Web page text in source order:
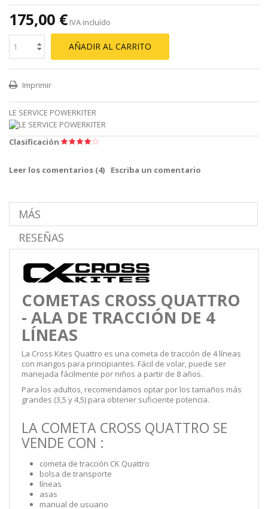
175,00 € IVA incluído
AÑADIR AL CARRITO
Imprimir
LE SERVICE POWERKITER
Clasificación
Leer los comentarios (4) Escriba un comentario
MÁS
RESEÑAS
COMETAS CROSS QUATTRO
- ALA DE TRACCIÓN DE 4
LÍNEAS
La Cross Kites Quattro es una cometa de tracción de 4 líneas
con mangos para principiantes. Fácil de volar, puede ser
manejada fácilmente por niños a partir de 8 años.
Para los adultos, recomendamos optar por los tamaños más
grandes (3,5 y 4,5) para obtener suficiente potencia.
LA COMETA CROSS QUATTRO SE
VENDE CON :
cometa de tracción CK Quattro
bolsa de transporte
líneas
asas
manual de usuario